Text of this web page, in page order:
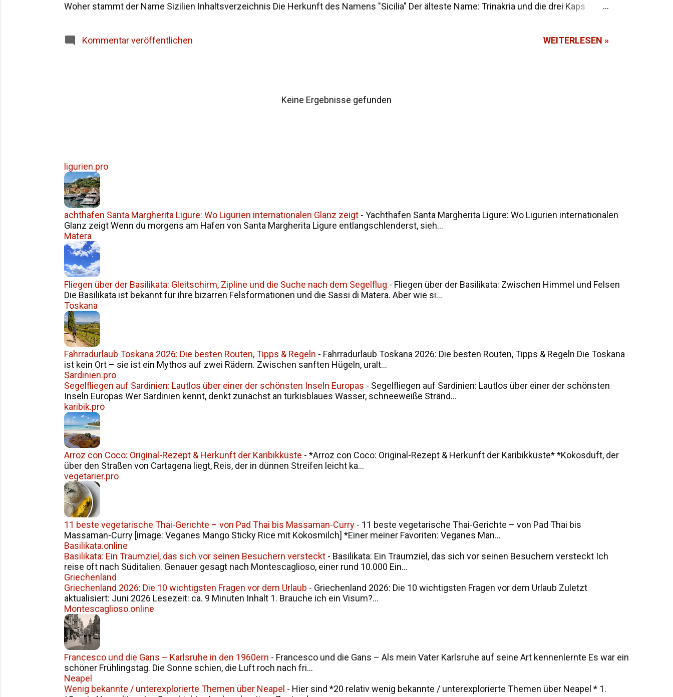
Woher stammt der Name Sizilien Inhaltsverzeichnis Die Herkunft des Namens "Sicilia" Der älteste Name: Trinakria und die drei Kaps
Kommentar veröffentlichen
WEITERLESEN »
Keine Ergebnisse gefunden
ligurien.pro
achthafen Santa Margherita Ligure: Wo Ligurien internationalen Glanz zeigt - Yachthafen Santa Margherita Ligure: Wo Ligurien internationalen
Glanz zeigt Wenn du morgens am Hafen von Santa Margherita Ligure entlangschlenderst, sieh...
Matera
Fliegen über der Basilikata: Gleitschirm, Zipline und die Suche nach dem Segelflug - Fliegen über der Basilikata: Zwischen Himmel und Felsen
Die Basilikata ist bekannt für ihre bizarren Felsformationen und die Sassi di Matera. Aber wie si...
Toskana
Fahrradurlaub Toskana 2026: Die besten Routen, Tipps & Regeln - Fahrradurlaub Toskana 2026: Die besten Routen, Tipps & Regeln Die Toskana
ist kein Ort – sie ist ein Mythos auf zwei Rädern. Zwischen sanften Hügeln, uralt...
Sardinien.pro
Segelfliegen auf Sardinien: Lautlos über einer der schönsten Inseln Europas - Segelfliegen auf Sardinien: Lautlos über einer der schönsten
Inseln Europas Wer Sardinien kennt, denkt zunächst an türkisblaues Wasser, schneeweiße Stränd...
karibik.pro
Arroz con Coco: Original-Rezept & Herkunft der Karibikküste - *Arroz con Coco: Original-Rezept & Herkunft der Karibikküste* *Kokosduft, der
über den Straßen von Cartagena liegt, Reis, der in dünnen Streifen leicht ka...
vegetarier.pro
11 beste vegetarische Thai-Gerichte – von Pad Thai bis Massaman-Curry - 11 beste vegetarische Thai-Gerichte – von Pad Thai bis
Massaman-Curry [image: Veganes Mango Sticky Rice mit Kokosmilch] *Einer meiner Favoriten: Veganes Man...
Basilikata.online
Basilikata: Ein Traumziel, das sich vor seinen Besuchern versteckt - Basilikata: Ein Traumziel, das sich vor seinen Besuchern versteckt Ich
reise oft nach Süditalien. Genauer gesagt nach Montescaglioso, einer rund 10.000 Ein...
Griechenland
Griechenland 2026: Die 10 wichtigsten Fragen vor dem Urlaub - Griechenland 2026: Die 10 wichtigsten Fragen vor dem Urlaub Zuletzt
aktualisiert: Juni 2026 Lesezeit: ca. 9 Minuten Inhalt 1. Brauche ich ein Visum?...
Montescaglioso.online
Francesco und die Gans – Karlsruhe in den 1960ern - Francesco und die Gans – Als mein Vater Karlsruhe auf seine Art kennenlernte Es war ein
schöner Frühlingstag. Die Sonne schien, die Luft roch nach fri...
Neapel
Wenig bekannte / unterexplorierte Themen über Neapel - Hier sind *20 relativ wenig bekannte / unterexplorierte Themen über Neapel * 1.